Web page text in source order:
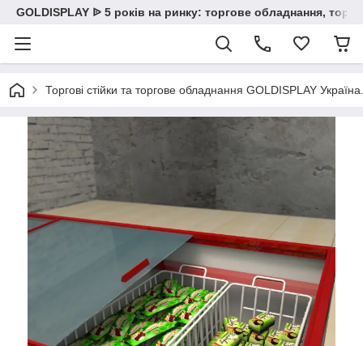
GOLDISPLAY ᐉ 5 років на ринку: торгове обладнання,
Торгові стійки та торгове обладнання GOLDISPLAY